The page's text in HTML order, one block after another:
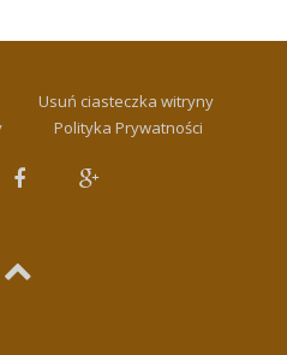
Usuń ciasteczka witryny
Polityka Prywatności